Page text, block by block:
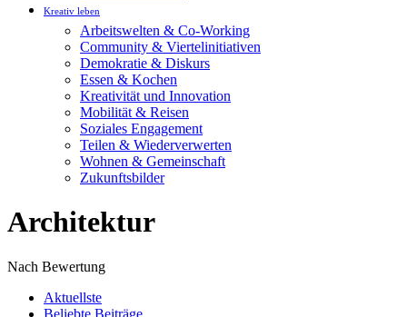
Kreativ leben
Arbeitswelten & Co-Working
Community & Viertelinitiativen
Demokratie & Diskurs
Essen & Kochen
Kreativität und Innovation
Mobilität & Reisen
Soziales Engagement
Teilen & Wiederverwerten
Wohnen & Gemeinschaft
Zukunftsbilder
Architektur
Nach Bewertung
Aktuellste
Beliebte Beiträge